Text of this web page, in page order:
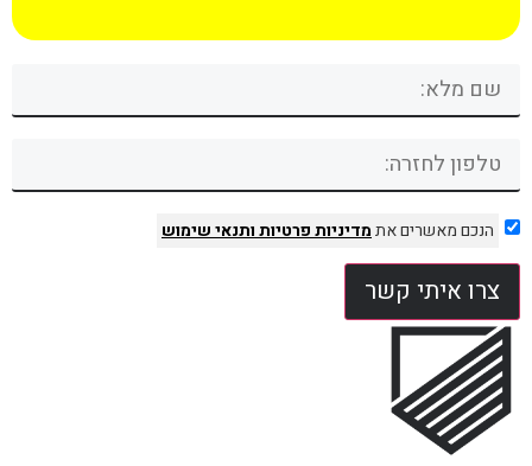
הנכם מאשרים אתמדיניות פרטיותותנאי שימוש
צרו איתי קשר